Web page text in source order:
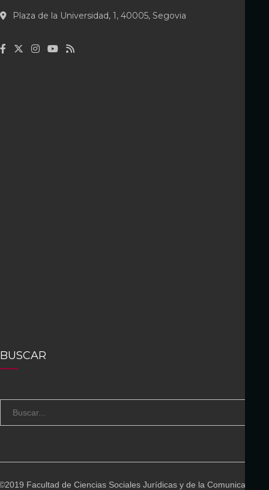
Plaza de la Universidad, 1, 40005, Segovia
BUSCAR
e
h
Facultad de Ciencias Sociales Jurídicas y de la Comunicación